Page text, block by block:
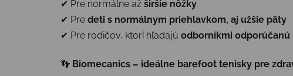
✔ Pre normálne až širšie nôžky
✔ Pre deti s normálnym priehlavkom, aj užšie päty
✔ Pre rodičov, ktorí hľadajú odborníkmi
👣 Biomecanics – ideálne barefoot tenisky pre